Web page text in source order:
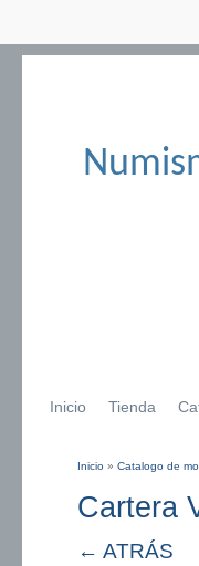
Inicio Tienda
Inicio » Catalogo de
Cartera
← ATRÁS